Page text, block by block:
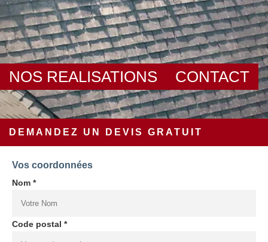
NOS REALISATIONS CONTACT
DEMANDEZ UN DEVIS GRATUIT
Vos coordonnées
Nom *
Code postal *